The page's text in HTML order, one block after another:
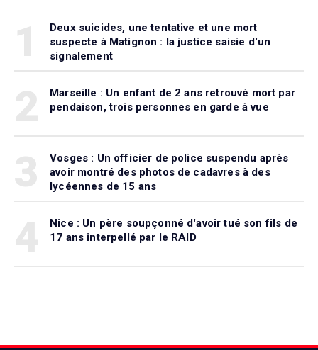
Deux suicides, une tentative et une mort
suspecte à Matignon : la justice saisie d'un
signalement
Marseille : Un enfant de 2 ans retrouvé mort par
pendaison, trois personnes en garde à vue
Vosges : Un officier de police suspendu après
avoir montré des photos de cadavres à des
lycéennes de 15 ans
Nice : Un père soupçonné d'avoir tué son fils de
17 ans interpellé par le RAID